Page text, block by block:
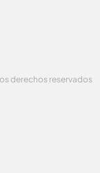
derechos reservados